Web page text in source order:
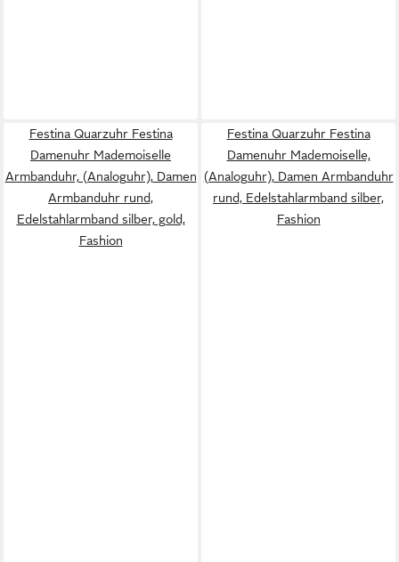
Festina Quarzuhr Festina
Damenuhr Mademoiselle
Armbanduhr, (Analoguhr), Damen
Armbanduhr rund,
Edelstahlarmband silber, gold,
Fashion
Festina Quarzuhr Festina
Damenuhr Mademoiselle,
(Analoguhr), Damen Armbanduhr
rund, Edelstahlarmband silber,
Fashion